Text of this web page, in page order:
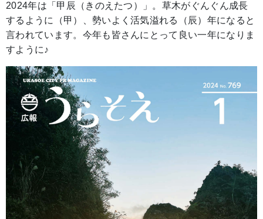
2024年は「甲辰（きのえたつ）」。草木がぐんぐん成長
するように（甲）、勢いよく活気溢れる（辰）年になると
言われています。今年も皆さんにとって良い一年になりま
すように♪